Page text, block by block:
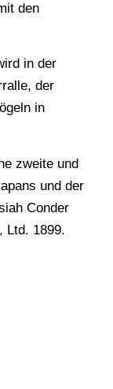
den
in der
der
in
zweite und
und der
Conder
Ltd. 1899.